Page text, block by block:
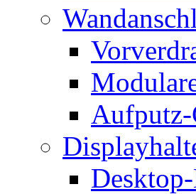
Aufputz-